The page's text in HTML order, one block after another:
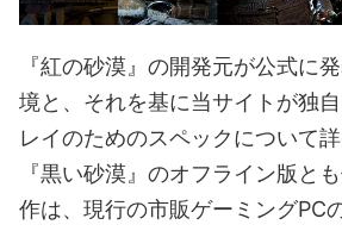
『紅の砂漠』の開発元が公式に
境と、それを基に当サイトが独
レイのためのスペックについて詳
『黒い砂漠』のオフライン版と
作は、現行の市販ゲーミングPC